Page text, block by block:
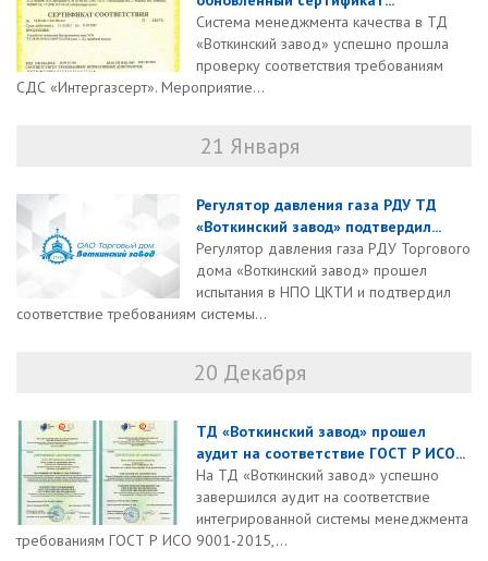
Система менеджмента качества в ТД
«Воткинский завод» успешно прошла
проверку соответствия требованиям
СДС «Интергазсерт». Мероприятие...
21 Января
Регулятор давления газа РДУ ТД
«Воткинский завод» подтвердил...
Регулятор давления газа РДУ Торгового
дома «Воткинский завод» прошел
испытания в НПО ЦКТИ и подтвердил
соответствие требованиям системы...
20 Декабря
ТД «Воткинский завод» прошел
аудит на соответствие ГОСТ Р ИСО...
На ТД «Воткинский завод» успешно
завершился аудит на соответствие
интегрированной системы менеджмента
требованиям ГОСТ Р ИСО 9001-2015,...